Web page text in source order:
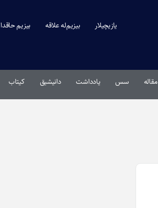
یازیچیلار بیزیم‌له علاقه بیزیم حاقدا
مقاله‌ سس یادداشت دانیشیق کیتاب